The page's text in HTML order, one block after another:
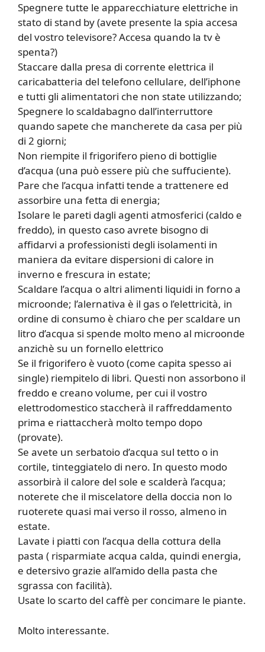
Spegnere tutte le apparecchiature elettriche in
stato di stand by (avete presente la spia accesa
del vostro televisore? Accesa quando la tv è
spenta?)
Staccare dalla presa di corrente elettrica il
caricabatteria del telefono cellulare, dell’iphone
e tutti gli alimentatori che non state utilizzando;
Spegnere lo scaldabagno dall’interruttore
quando sapete che mancherete da casa per più
di 2 giorni;
Non riempite il frigorifero pieno di bottiglie
d’acqua (una può essere più che suffuciente).
Pare che l’acqua infatti tende a trattenere ed
assorbire una fetta di energia;
Isolare le pareti dagli agenti atmosferici (caldo e
freddo), in questo caso avrete bisogno di
affidarvi a professionisti degli isolamenti in
maniera da evitare dispersioni di calore in
inverno e frescura in estate;
Scaldare l’acqua o altri alimenti liquidi in forno a
microonde; l’alernativa è il gas o l’elettricità, in
ordine di consumo è chiaro che per scaldare un
litro d’acqua si spende molto meno al microonde
anzichè su un fornello elettrico
Se il frigorifero è vuoto (come capita spesso ai
single) riempitelo di libri. Questi non assorbono il
freddo e creano volume, per cui il vostro
elettrodomestico staccherà il raffreddamento
prima e riattaccherà molto tempo dopo
(provate).
Se avete un serbatoio d’acqua sul tetto o in
cortile, tinteggiatelo di nero. In questo modo
assorbirà il calore del sole e scalderà l’acqua;
noterete che il miscelatore della doccia non lo
ruoterete quasi mai verso il rosso, almeno in
estate.
Lavate i piatti con l’acqua della cottura della
pasta ( risparmiate acqua calda, quindi energia,
e detersivo grazie all’amido della pasta che
sgrassa con facilità).
Usate lo scarto del caffè per concimare le piante.
Molto interessante.